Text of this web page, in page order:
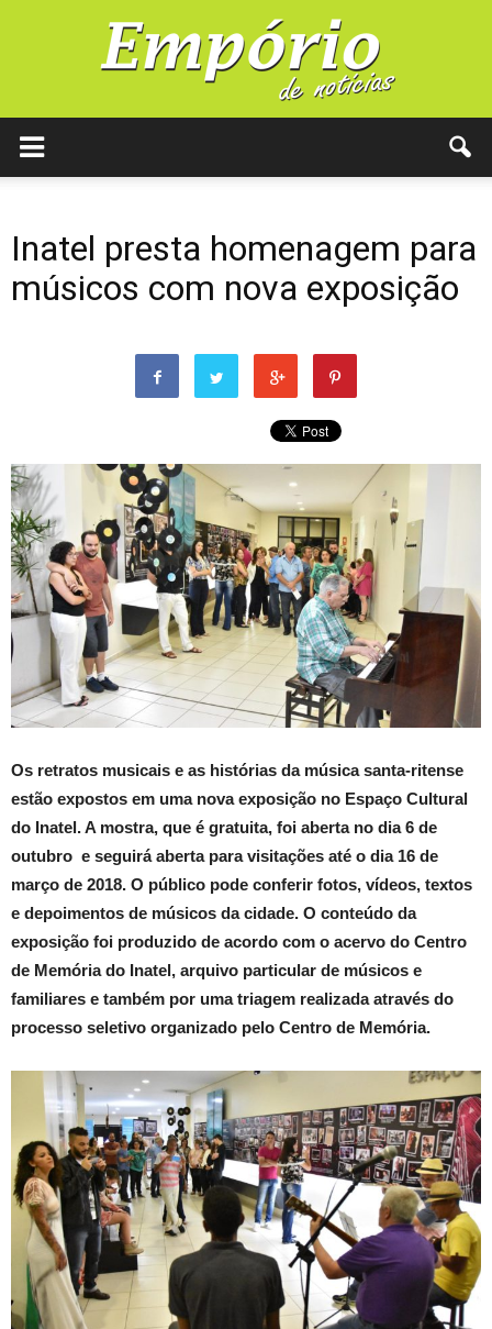
Inatel presta homenagem para
músicos com nova exposição
Os retratos musicais e as histórias da música santa-ritense
estão expostos em uma nova exposição no Espaço Cultural
do Inatel. A mostra, que é gratuita, foi aberta no dia 6 de
outubro e seguirá aberta para visitações até o dia 16 de
março de 2018. O público pode conferir fotos, vídeos, textos
e depoimentos de músicos da cidade. O conteúdo da
exposição foi produzido de acordo com o acervo do Centro
de Memória do Inatel, arquivo particular de músicos e
familiares e também por uma triagem realizada através do
processo seletivo organizado pelo Centro de Memória.